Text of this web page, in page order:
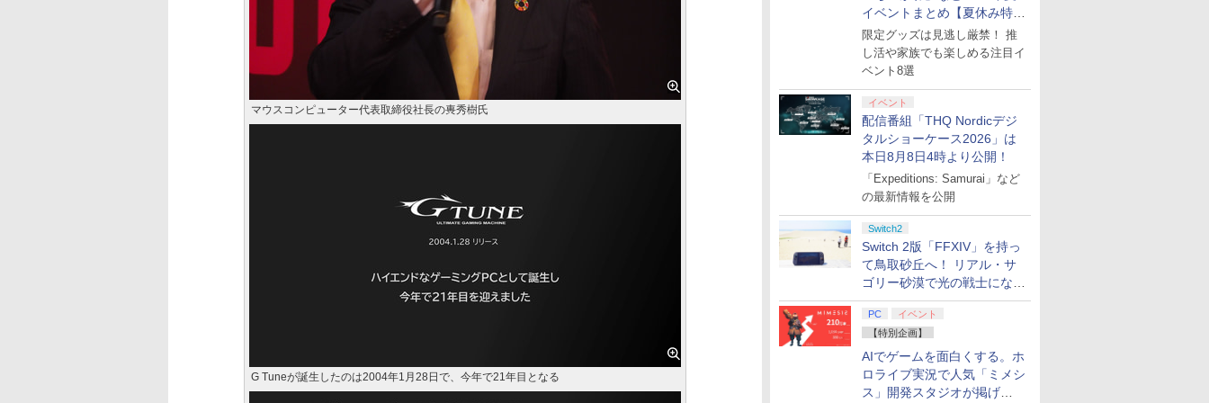
イベントまとめ【夏休み特
集】
限定グッズは見逃し厳禁！ 推
し活や家族でも楽しめる注目イ
ベント8選
イベント
配信番組「THQ Nordicデジ
タルショーケース2026」は
本日8月8日4時より公開！
「Expeditions: Samurai」など
の最新情報を公開
Switch2
Switch 2版「FFXIV」を持っ
て鳥取砂丘へ！ リアル・サ
ゴリー砂漠で光の戦士になっ
てみた
PC
イベント
【特別企画】
AIでゲームを面白くする。ホ
ロライブ実況で人気「ミメシ
ス」開発スタジオが掲げ
マウスコンピューター代表取締役社長の軣秀樹氏
G Tuneが誕生したのは2004年1月28日で、今年で21年目となる